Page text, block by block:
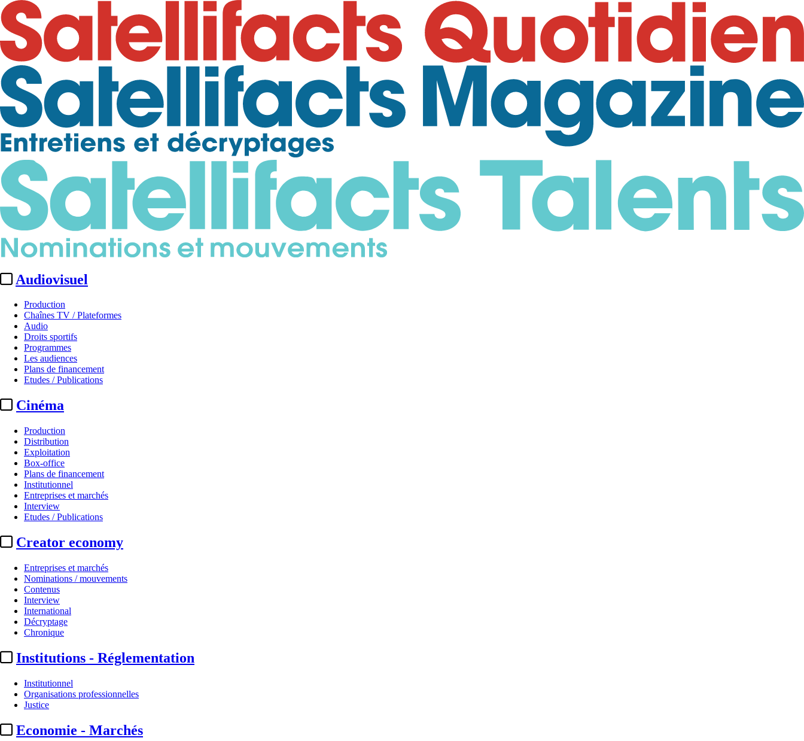
Audiovisuel
Production
Chaînes TV / Plateformes
Audio
Droits sportifs
Programmes
Les audiences
Plans de financement
Etudes / Publications
Cinéma
Production
Distribution
Exploitation
Box-office
Plans de financement
Institutionnel
Entreprises et marchés
Interview
Etudes / Publications
Creator economy
Entreprises et marchés
Nominations / mouvements
Contenus
Interview
International
Décryptage
Chronique
Institutions - Réglementation
Institutionnel
Organisations professionnelles
Justice
Economie - Marchés
Institutionnel
CNC :23 lauréats pour la 5e édition de l'appel ...
Par
Julie Souvestre